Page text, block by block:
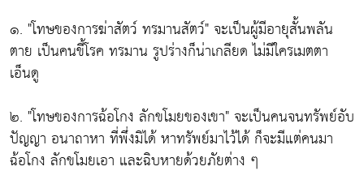
๑. "โทษของการฆ่าสัตว์ ทรมานสัตว์"จะเป็นผู้มีอายุสั้นพลัน
ตาย เป็นคนขี้โรค ทรมาน รูปร่างก็น่าเกลียด ไม่มีใครเมตตา
เอ็นดู
๒. "โทษของการฉ้อโกง ลักขโมยของเขา"จะเป็นคนจนทรัพย์อับ
ปัญญา อนาถาหา ที่พึ่งมิได้ หาทรัพย์มาไว้ได้ ก็จะมีแต่คนมา
ฉ้อโกง ลักขโมยเอา และฉิบหายด้วยภัยต่าง ๆ